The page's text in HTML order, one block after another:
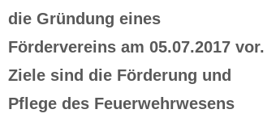
die Gründung eines
Fördervereins am 05.07.2017 vor.
Ziele sind die Förderung und
Pflege des Feuerwehrwesens